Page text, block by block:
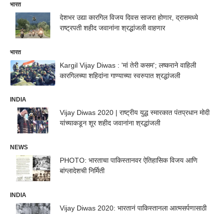
भारत
देशभर उद्या कारगिल विजय दिवस साजरा होणार, द्रासमध्ये
राष्ट्रपती शहीद जवानांना श्रद्धांजली वाहणार
भारत
Kargil Vijay Diwas : 'मां तेरी कसम'; लष्कराने वाहिली
कारगिलच्या शहिदांना गाण्याच्या स्वरुपात श्रद्धांजली
INDIA
Vijay Diwas 2020 | राष्ट्रीय युद्ध स्मारकात पंतप्रधान मोदी
यांच्याकडून शूर शहीद जवानांना श्रद्धांजली
NEWS
PHOTO: भारताचा पाकिस्तानवर ऐतिहासिक विजय आणि
बांग्लादेशची निर्मिती
INDIA
Vijay Diwas 2020: भारतानं पाकिस्तानला आत्मसर्पणासाठी